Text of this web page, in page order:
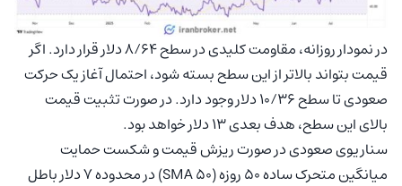
در نمودار روزانه، مقاومت کلیدی در سطح ۸/۶۴ دلار قرار دارد. اگر
قیمت بتواند بالاتر از این سطح بسته شود، احتمال آغاز یک حرکت
صعودی تا سطح ۱۰/۳۶ دلار وجود دارد. در صورت تثبیت قیمت
بالای این سطح، هدف بعدی ۱۳ دلار خواهد بود.
سناریوی صعودی در صورت ریزش قیمت و شکست حمایت
میانگین متحرک ساده ۵۰ روزه (SMA 50) در محدوده ۷ دلار باطل